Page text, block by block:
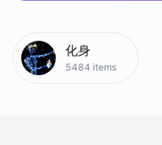
化身
5484 items